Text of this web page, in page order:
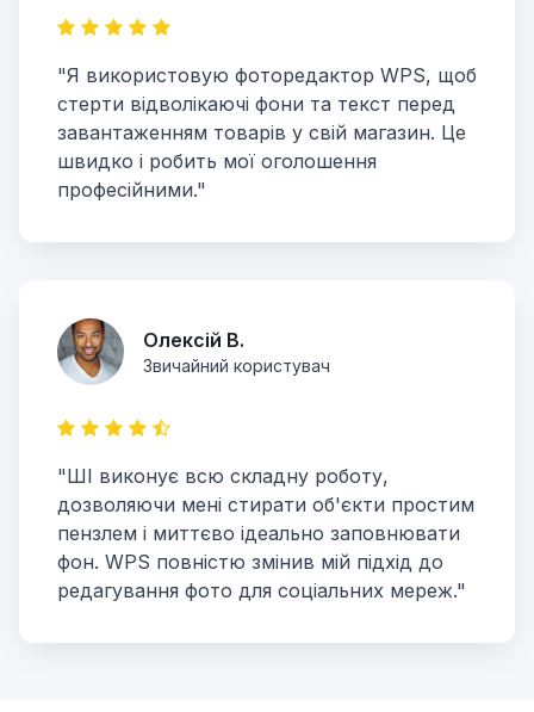
"Я використовую фоторедактор WPS, щоб
стерти відволікаючі фони та текст перед
завантаженням товарів у свій магазин. Це
швидко і робить мої оголошення
професійними."
Олексій В.
Звичайний користувач
"ШІ виконує всю складну роботу,
дозволяючи мені стирати об'єкти простим
пензлем і миттєво ідеально заповнювати
фон. WPS повністю змінив мій підхід до
редагування фото для соціальних мереж."